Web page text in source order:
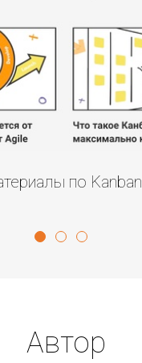
по Kanban
Автор